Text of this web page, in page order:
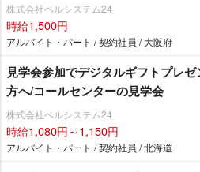
株式会社ベルシステム24
時給1,500円
アルバイト・パート / 契約社員 / 大阪府
見学会参加でデジタルギフトプレ
方へ/コールセンターの見学会
株式会社ベルシステム24
時給1,080円～1,150円
アルバイト・パート / 契約社員 / 北海道